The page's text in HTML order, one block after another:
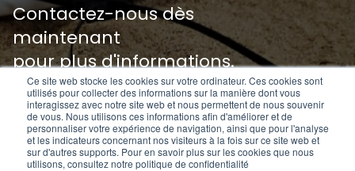
Ce site web stocke les cookies sur votre ordinateur. Ces cookies sont
utilisés pour collecter des informations sur la manière dont vous
interagissez avec notre site web et nous permettent de nous souvenir
de vous. Nous utilisons ces informations afin d'améliorer et de
personnaliser votre expérience de navigation, ainsi que pour l'analyse
et les indicateurs concernant nos visiteurs à la fois sur ce site web et
sur d'autres supports. Pour en savoir plus sur les cookies que nous
utilisons, consultez notre politique de confidentialité
Contactez-nous dès
maintenant
pour plus d'informations.
INTÉRESSÉ PAR LA ROBOTIQUE AVICOLE